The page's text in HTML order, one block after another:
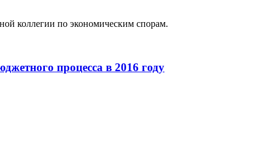
коллегии по экономическим спорам.
процесса в 2016 году